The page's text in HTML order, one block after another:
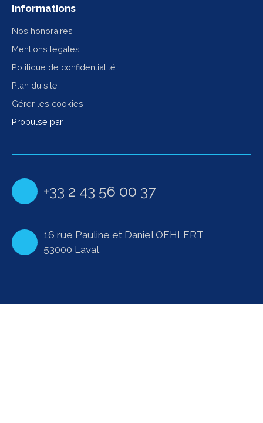
Informations
Nos honoraires
Mentions légales
Politique de confidentialité
Plan du site
Gérer les cookies
Propulsé par
+33 2 43 56 00 37
16 rue Pauline et Daniel OEHLERT
53000 Laval